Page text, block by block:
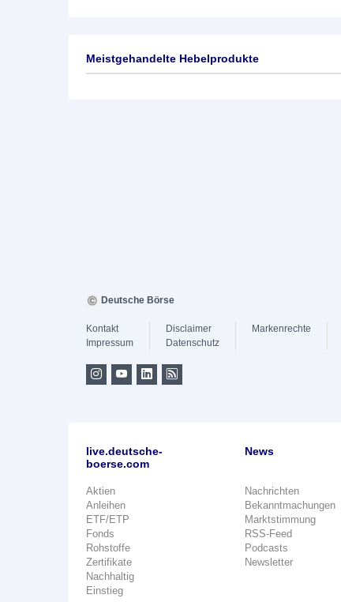
Meistgehandelte Hebelprodukte
Deutsche Börse
Kontakt
Impressum
Disclaimer
Datenschutz
Markenrechte
live.deutsche-
boerse.com
Aktien
Anleihen
ETF/ETP
Fonds
Rohstoffe
Zertifikate
Nachhaltig
Einstieg
News
Nachrichten
Bekanntmachungen
Marktstimmung
RSS-Feed
Podcasts
Newsletter